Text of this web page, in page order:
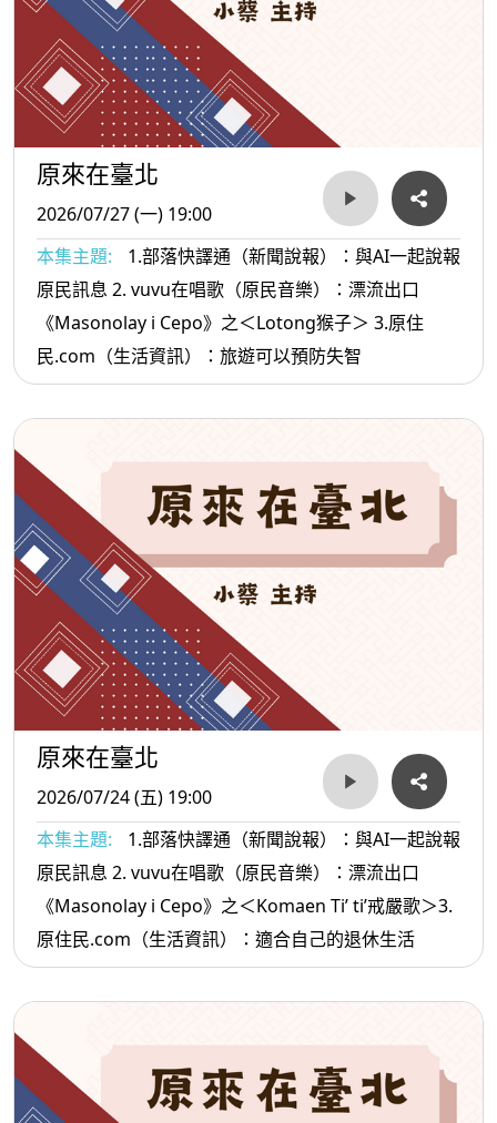
原來在臺北
2026/07/27 (一) 19:00
本集主題:
1.部落快譯通（新聞說報）：與AI一起說報
原民訊息 2. vuvu在唱歌（原民音樂）：漂流出口
《Masonolay i Cepo》之＜Lotong猴子＞ 3.原住
民.com（生活資訊）：旅遊可以預防失智
原來在臺北
2026/07/24 (五) 19:00
本集主題:
1.部落快譯通（新聞說報）：與AI一起說報
原民訊息 2. vuvu在唱歌（原民音樂）：漂流出口
《Masonolay i Cepo》之＜Komaen Ti’ ti’戒嚴歌＞3.
原住民.com（生活資訊）：適合自己的退休生活